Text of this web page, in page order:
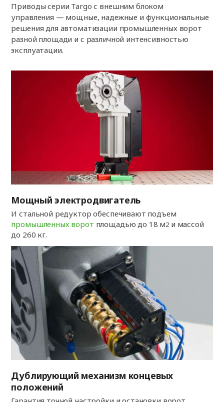
Приводы серии Targo с внешним блоком
управления — мощные, надежные и функциональные
решения для автоматизации промышленных ворот
разной площади и с различной интенсивностью
эксплуатации.
Мощный электродвигатель
И стальной редуктор обеспечивают подъем
промышленных ворот площадью до 18 м2 и массой
до 260 кг.
Дублирующий механизм концевых
положений